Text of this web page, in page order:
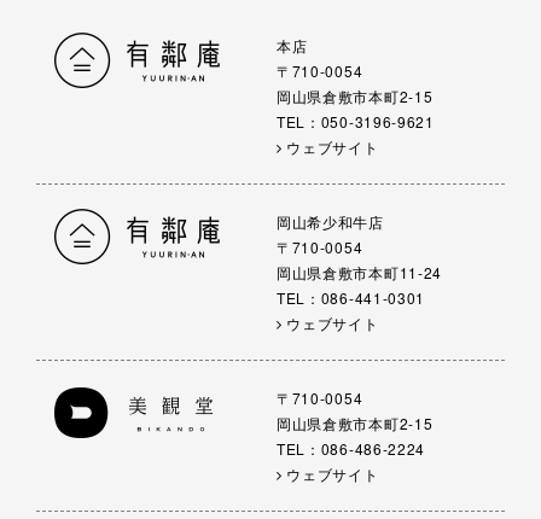
本店
〒710-0054
岡山県倉敷市本町2-15
TEL：050-3196-9621
ウェブサイト
岡山希少和牛店
〒710-0054
岡山県倉敷市本町11-24
TEL：086-441-0301
ウェブサイト
〒710-0054
岡山県倉敷市本町2-15
TEL：086-486-2224
ウェブサイト